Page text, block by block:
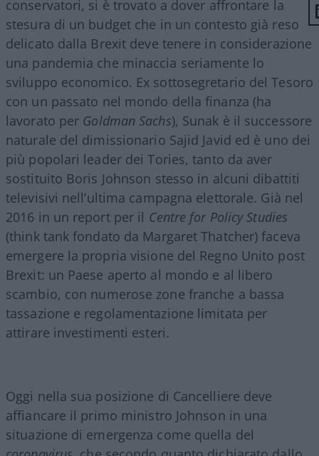
conservatori, si è trovato a dover affrontare la
stesura di un budget che in un contesto già reso
delicato dalla Brexit deve tenere in considerazione
una pandemia che minaccia seriamente lo
sviluppo economico. Ex sottosegretario del Tesoro
con un passato nel mondo della finanza (ha
lavorato per Goldman Sachs), Sunak è il successore
naturale del dimissionario Sajid Javid ed è uno dei
più popolari leader dei Tories, tanto da aver
sostituito Boris Johnson stesso in alcuni dibattiti
televisivi nell’ultima campagna elettorale. Già nel
2016 in un report per il Centre for Policy Studies
(think tank fondato da Margaret Thatcher) faceva
emergere la propria visione del Regno Unito post
Brexit: un Paese aperto al mondo e al libero
scambio, con numerose zone franche a bassa
tassazione e regolamentazione limitata per
attirare investimenti esteri.
Oggi nella sua posizione di Cancelliere deve
affiancare il primo ministro Johnson in una
situazione di emergenza come quella del